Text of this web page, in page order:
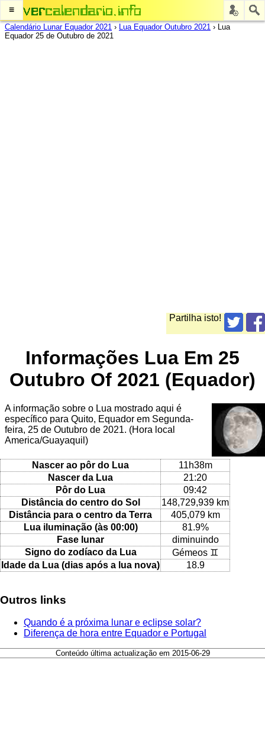
≡
Calendário Lunar Equador 2021 › Lua Equador Outubro 2021 › Lua
Equador 25 de Outubro de 2021
Partilha isto!
Informações Lua Em 25
Outubro Of 2021 (Equador)
A informação sobre o Lua mostrado aqui é
específico para Quito, Equador em Segunda-
feira, 25 de Outubro de 2021. (Hora local
America/Guayaquil)
Nascer ao pôr do Lua
11h38m
Nascer da Lua
21:20
Pôr do Lua
09:42
Distância do centro do Sol
148,729,939 km
Distância para o centro da Terra
405,079 km
Lua iluminação (às 00:00)
81.9%
Fase lunar
diminuindo
Signo do zodíaco da Lua
Gémeos ♊
Idade da Lua (dias após a lua nova)
18.9
Outros links
Quando é a próxima lunar e eclipse solar?
Diferença de hora entre Equador e Portugal
Conteúdo última actualização em 2015-06-29